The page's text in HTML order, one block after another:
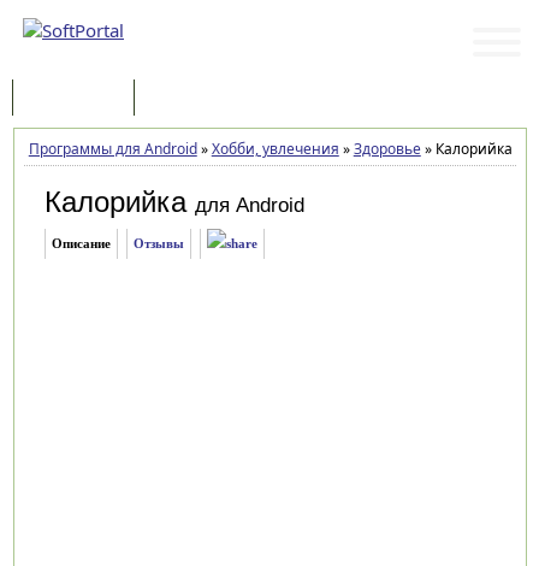
Программы для Android»Хобби, увлечения »Здоровье»Калорийка
Калорийка для Android
Описание Отзывы